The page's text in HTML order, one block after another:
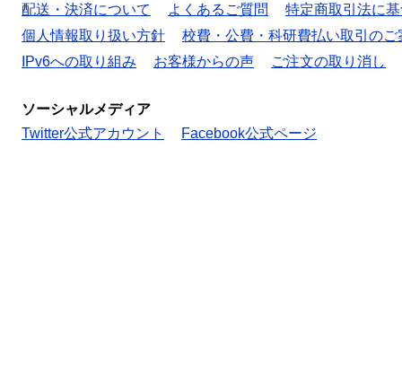
配送・決済について
よくあるご質問
特定商取引法に
個人情報取り扱い方針
校費・公費・科研費払い取引のご
IPv6への取り組み
お客様からの声 ご注文の取り消し
ソーシャルメディア
Twitter公式アカウント
Facebook公式ページ